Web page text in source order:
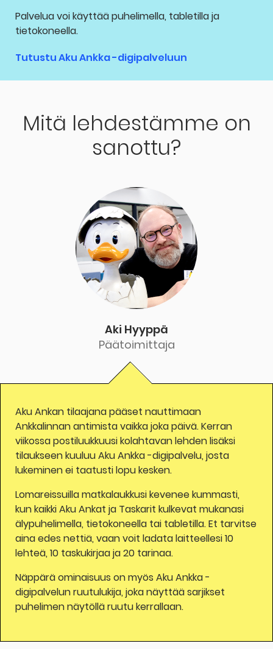
Palvelua voi käyttää puhelimella, tabletilla ja
tietokoneella.
Tutustu Aku Ankka -digipalveluun
Mitä lehdestämme on
sanottu?
Aki Hyyppä
Päätoimittaja
Aku Ankan tilaajana pääset nauttimaan
Ankkalinnan antimista vaikka joka päivä. Kerran
viikossa postiluukkuusi kolahtavan lehden lisäksi
tilaukseen kuuluu Aku Ankka -digipalvelu, josta
lukeminen ei taatusti lopu kesken.
Lomareissuilla matkalaukkusi kevenee kummasti,
kun kaikki Aku Ankat ja Taskarit kulkevat mukanasi
älypuhelimella, tietokoneella tai tabletilla. Et tarvitse
aina edes nettiä, vaan voit ladata laitteellesi 10
lehteä, 10 taskukirjaa ja 20 tarinaa.
Näppärä ominaisuus on myös Aku Ankka -
digipalvelun ruutulukija, joka näyttää sarjikset
puhelimen näytöllä ruutu kerrallaan.